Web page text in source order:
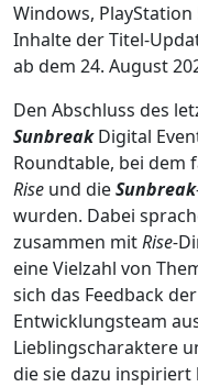
Windows,
Inhalte der Titel-
ab dem 24. August
Den Abschluss des
Sunbreak Digital
Roundtable, bei dem
Rise und dieSunbreak
wurden. Dabei
zusammen mitRise-
eine Vielzahl von
sich das Feedback
Entwicklungsteam
Lieblingscharaktere
die sie dazu